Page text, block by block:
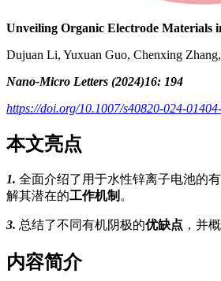
Unveiling Organic Electrode Materials
Dujuan Li, Yuxuan Guo, Chenxing
Nano-Micro Letters (2024)16: 194
https://doi.org/10.1007/s40820-024-
本文亮点
1. 全面介绍了用于水性锌离子电池的
解其潜在的工作机制 。
3. 总结了不同有机阴极的优缺点 ，并
内容简介